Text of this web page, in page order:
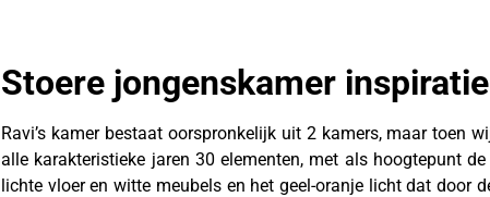
Stoere jongenskamer inspiratie
Ravi’s kamer bestaat oorspronkelijk uit 2 kamers, maar toen
alle karakteristieke jaren 30 elementen, met als hoogtepunt
lichte vloer en witte meubels en het geel-oranje licht dat door